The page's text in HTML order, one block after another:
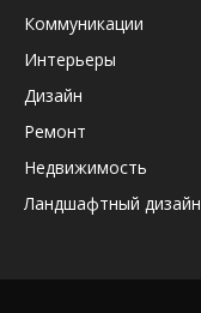
Коммуникации
Интерьеры
Дизайн
Ремонт
Недвижимость
Ландшафтный дизайн